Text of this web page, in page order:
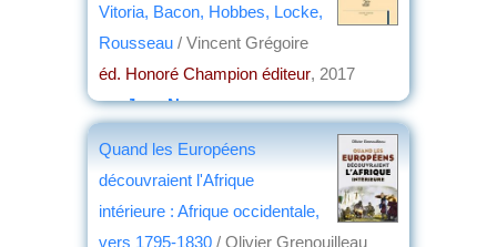
Vitoria, Bacon, Hobbes, Locke,
Rousseau / Vincent Grégoire
éd. Honoré Champion éditeur, 2017
parJean Nemo
Quand les Européens
découvraient l'Afrique
intérieure : Afrique occidentale,
vers 1795-1830 / Olivier Grenouilleau